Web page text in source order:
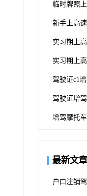
临时牌照
新手上高
实习期上
实习期上
驾驶证c1
驾驶证增
增驾摩托
最新文章
户口注销